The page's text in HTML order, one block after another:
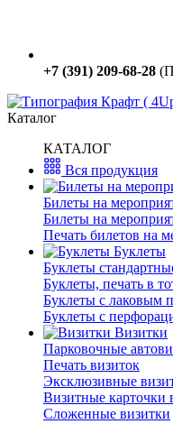
+7 (391) 209-68-28
Каталог
КАТАЛОГ
Вся продукция
Билеты на
Билеты на
Печать билетов на
Буклеты
Буклеты
Буклеты, печать в
Буклеты с лаковым
Буклеты с
Визитки
Парковочные
Печать визиток
Эксклюзивные
Визитные карточки
Сложенные визитки